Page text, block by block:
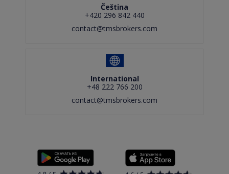
Čeština
+420 296 842 440
contact@tmsbrokers.com
International
+48 222 766 200
contact@tmsbrokers.com